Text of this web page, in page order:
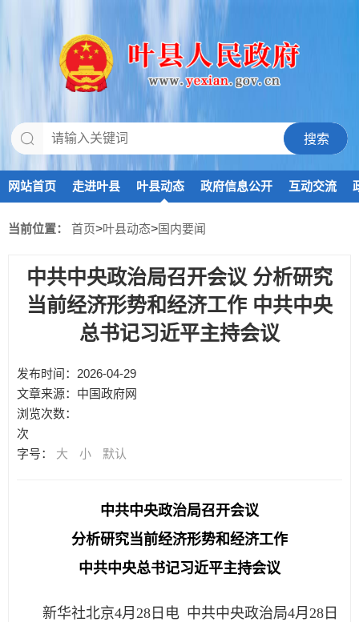
网站首页 走进叶县 叶县动态 政府信息公开 互动交流
当前位置： 首页>叶县动态>国内要闻
中共中央政治局召开会议 分析研究
当前经济形势和经济工作 中共中央
总书记习近平主持会议
发布时间：2026-04-29
文章来源：中国政府网
浏览次数：
次
字号： 大 小 默认
中共中央政治局召开会议
分析研究当前经济形势和经济工作
中共中央总书记习近平主持会议
新华社北京4月28日电 中共中央政治局4月28日